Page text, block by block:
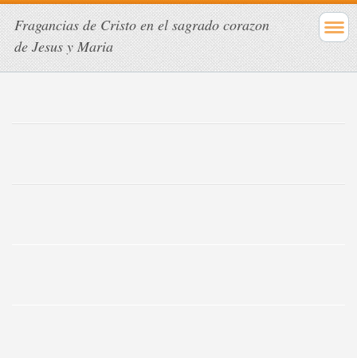
Fragancias de Cristo en el sagrado corazon
de Jesus y Maria